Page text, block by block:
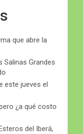
que abre la
Salinas Grandes
este jueves el
¿a qué costo
del Iberá,